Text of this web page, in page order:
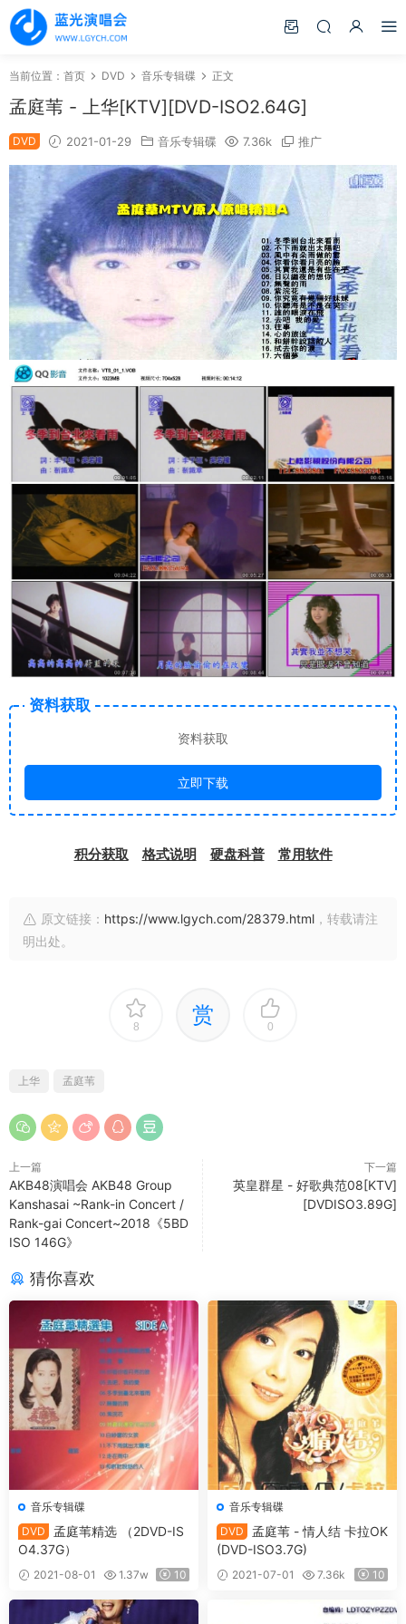
当前位置： 首页 DVD 音乐专辑碟 正文
孟庭苇 - 上华[KTV][DVD-ISO2.64G]
DVD 2021-01-29 音乐专辑碟 7.36k 推广
资料获取
资料获取
立即下载
积分获取 格式说明 硬盘科普 常用软件
原文链接： https://www.lgych.com/28379.html ，转载请注
明出处。
8 赏 0
上华 孟庭苇
上一篇
AKB48演唱会 AKB48 Group
Kanshasai ~Rank-in Concert /
Rank-gai Concert~2018《5BD
ISO 146G》
下一篇
英皇群星 - 好歌典范08[KTV]
[DVDISO3.89G]
猜你喜欢
音乐专辑碟
DVD
孟庭苇精选 （2DVD-IS
O4.37G）
2021-08-01 1.37w 10
音乐专辑碟
DVD
孟庭苇 - 情人结 卡拉OK
(DVD-ISO3.7G)
2021-07-01 7.36k 10